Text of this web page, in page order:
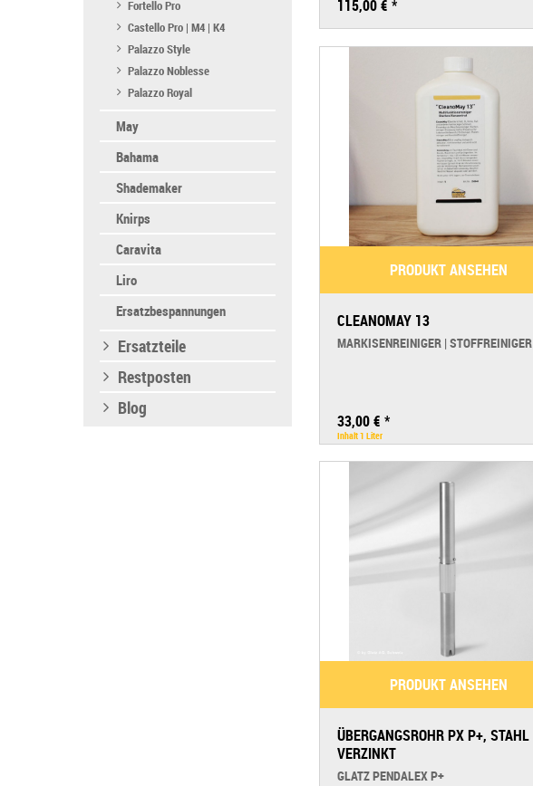
Fortello Pro
Castello Pro | M4 | K4
Palazzo Style
Palazzo Noblesse
Palazzo Royal
May
Bahama
Shademaker
Knirps
Caravita
Liro
Ersatzbespannungen
Ersatzteile
Restposten
Blog
115,00 € *
PRODUKT ANSEHEN
CLEANOMAY 13
MARKISENREINIGER | STOFFREINIGER
33,00 € *
Inhalt1 Liter
PRODUKT ANSEHEN
ÜBERGANGSROHR PX P+, STAHL
VERZINKT
GLATZ PENDALEX P+